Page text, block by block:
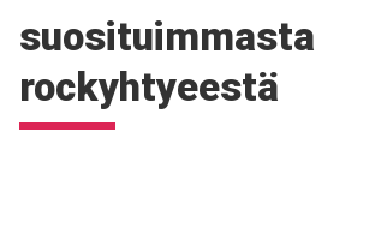
suosituimmasta
rockyhtyeestä